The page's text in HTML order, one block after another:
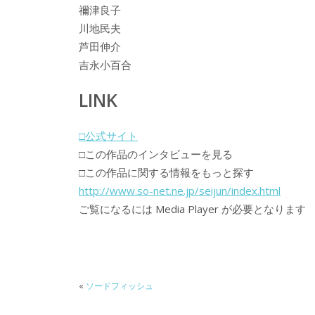
禰津良子
川地民夫
芦田伸介
吉永小百合
LINK
□公式サイト
□この作品のインタビューを見る
□この作品に関する情報をもっと探す
http://www.so-net.ne.jp/seijun/index.html
ご覧になるには Media Player が必要となります
« ソードフィッシュ